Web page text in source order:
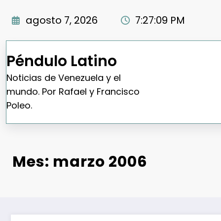
agosto 7, 2026 7:27:10 PM
Péndulo Latino
Noticias de Venezuela y el
mundo. Por Rafael y Francisco
Poleo.
Mes: marzo 2006